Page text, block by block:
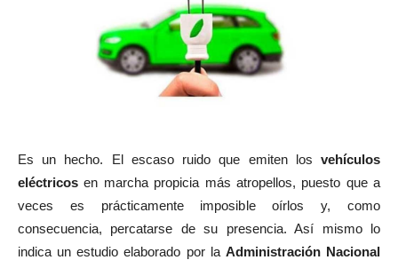
Es un hecho. El escaso ruido que emiten los vehículos
eléctricos en marcha propicia más atropellos, puesto que a
veces es prácticamente imposible oírlos y, como
consecuencia, percatarse de su presencia. Así mismo lo
indica un estudio elaborado por la Administración Nacional